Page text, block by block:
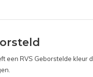
RVS Geborstelde kleur